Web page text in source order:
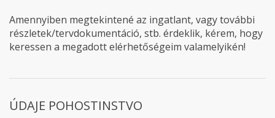
Amennyiben megtekintené az ingatlant, vagy további
részletek/tervdokumentáció, stb. érdeklik, kérem, hogy
keressen a megadott elérhetőségeim valamelyikén!
ÚDAJE POHOSTINSTVO